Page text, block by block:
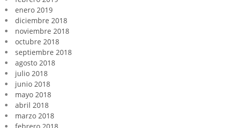
enero 2019
diciembre 2018
noviembre 2018
octubre 2018
septiembre 2018
agosto 2018
julio 2018
junio 2018
mayo 2018
abril 2018
marzo 2018